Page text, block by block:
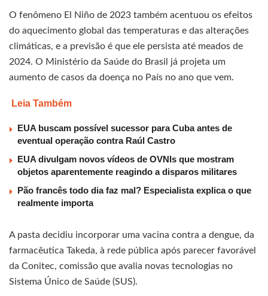
O fenômeno El Niño de 2023 também acentuou os efeitos
do aquecimento global das temperaturas e das alterações
climáticas, e a previsão é que ele persista até meados de
2024. O Ministério da Saúde do Brasil já projeta um
aumento de casos da doença no País no ano que vem.
Leia Também
EUA buscam possível sucessor para Cuba antes de
eventual operação contra Raúl Castro
EUA divulgam novos vídeos de OVNIs que mostram
objetos aparentemente reagindo a disparos militares
Pão francês todo dia faz mal? Especialista explica o que
realmente importa
A pasta decidiu incorporar uma vacina contra a dengue, da
farmacêutica Takeda, à rede pública após parecer favorável
da Conitec, comissão que avalia novas tecnologias no
Sistema Único de Saúde (SUS).